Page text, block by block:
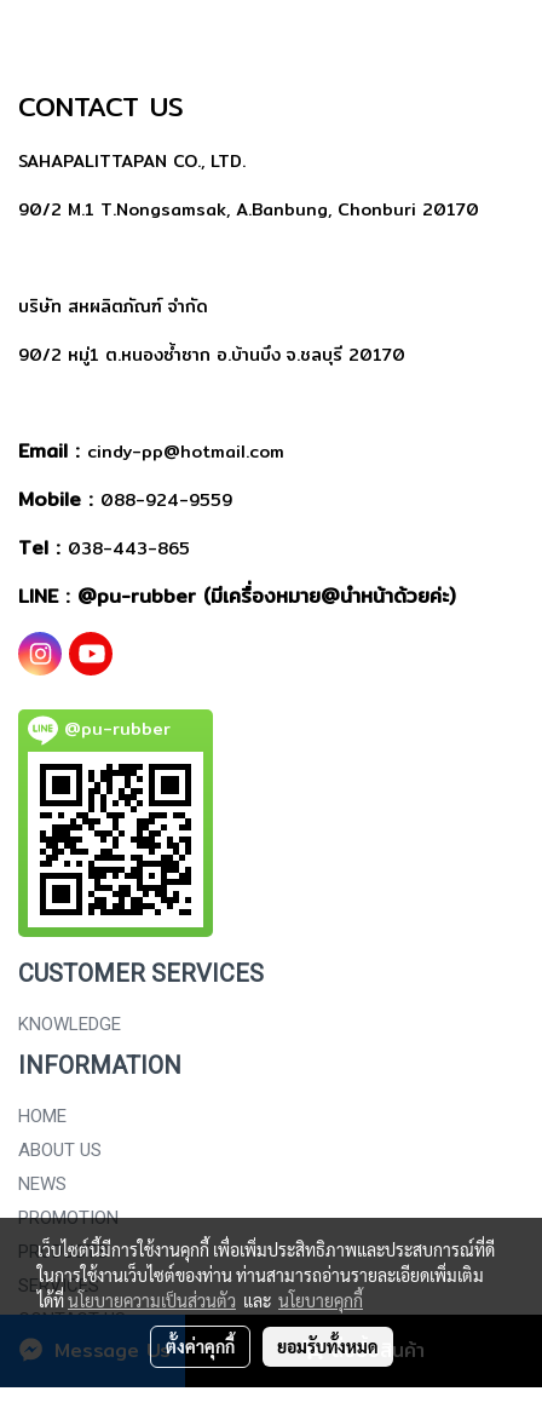
สั่งซื้อสินค้า
Message Us
CONTACT US
SAHAPALITTAPAN CO., LTD.
90/2 M.1 T.Nongsamsak, A.Banbung, Chonburi 20170
บริษัท สหผลิตภัณฑ์ จำกัด
90/2 หมู่1 ต.หนองซ้ำซาก อ.บ้านบึง จ.ชลบุรี 20170
Email : cindy-pp@hotmail.com
Mobile : 088-924-9559
Tel : 038-443-865
LINE : @pu-rubber (มีเครื่องหมาย@นำหน้าด้วยค่ะ)
@pu-rubber
CUSTOMER SERVICES
KNOWLEDGE
INFORMATION
HOME
ABOUT US
NEWS
PROMOTION
PRODUCTS
SERVICES
CONTACT US
เว็บไซต์นี้มีการใช้งานคุกกี้ เพื่อเพิ่มประสิทธิภาพและประสบการณ์ที่ดี
ในการใช้งานเว็บไซต์ของท่าน ท่านสามารถอ่านรายละเอียดเพิ่มเติม
ได้ที่นโยบายความเป็นส่วนตัว และ นโยบายคุกกี้
ตั้งค่าคุกกี้ ยอมรับทั้งหมด